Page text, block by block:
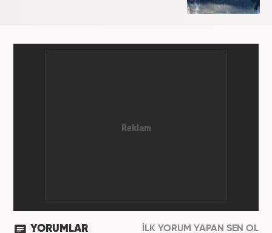
YORUMLAR İLK YORUM YAPAN SEN OL